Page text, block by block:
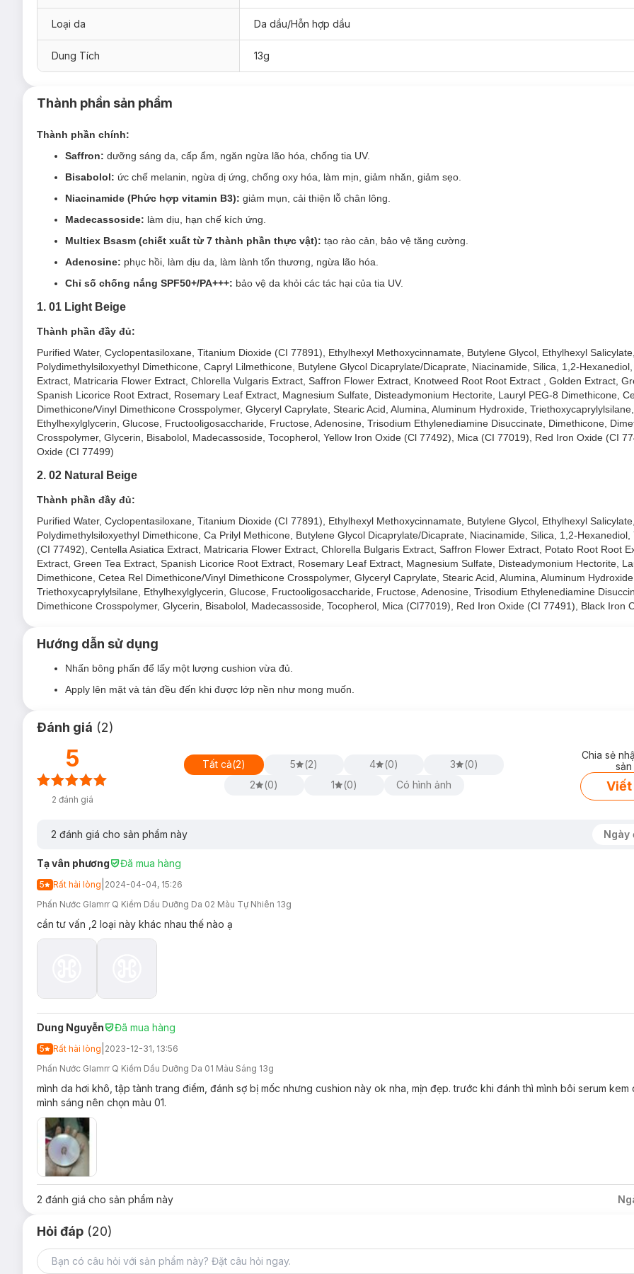
02 Natural Beige - Màu tự nhiên:
Phù hợp tông da trung bình đến ngăm hoặc thích kiểu trang điểm tự nhiên.
Loại da phù hợp:
Giải pháp cho tình trạng da:
Kết hợp trang điểm và dưỡng da, che phủ 80% khuyết điểm như thâm mụn, ửng đỏ,...
Tạo nền mỏng nhẹ, bám chắc và bền màu nhờ hạt phấn siêu vi.
Thành phần hỗ trợ dưỡng sáng và chống nắng nâng cao:
Bisabolol
ức chế melanin, ngừa dị ứng, chống oxy hóa, làm mịn, giảm nhăn, giảm sẹo.
Niacinamide (Phức hợp vitamin B3)
Multiex Bsasm
An tâm hơn nhờ thành phần không cồn, không hương liệu.
Bông phấn hình giọt nước, chất liệu xốp mịn. Dễ thao tác tán phấn ở những vùng như khoé mắt, khoé mũi, kháng khuẩn đến
Thiết kế bao bì với màu chủ đạo là hồng đất kết hợp vàng ánh kim tạo nên cảm giác sang trọng xen lẫn sự ngọt ngào nữ tính.
Độ an toàn:
Hoàn thành kiểm nghiệm da liễu (Dermatologist Tested) không gây kích ứng, an toàn cho làn da.
Bảo quản:
Đậy nắp kín sau khi sử dụng.
Thông số sản phẩm:
Loại da Da dầu/Hỗn hợp dầu
Dung Tích 13g
Thành phần sản phẩm
Thành phần chính:
Saffron: dưỡng sáng da, cấp ẩm, ngăn ngừa lão hóa, chống tia UV.
Bisabolol: ức chế melanin, ngừa dị ứng, chống oxy hóa, làm mịn, giảm nhăn, giảm sẹo.
Niacinamide (Phức hợp vitamin B3): giảm mụn, cải thiện lỗ chân lông.
Madecassoside: làm dịu, hạn chế kích ứng.
Multiex Bsasm (chiết xuất từ 7 thành phần thực vật): tạo rào cản, bảo vệ tăng cường.
Adenosine: phục hồi, làm dịu da, làm lành tổn thương, ngừa lão hóa.
Chỉ số chống nắng SPF50+/PA+++: bảo vệ da khỏi các tác hại của tia UV.
1. 01 Light Beige
Thành phần đầy đủ:
Purified Water, Cyclopentasiloxane, Titanium Dioxide (CI 77891), Ethylhexyl Methoxycinnamate, Butylene Glycol, Ethylhexyl
Polydimethylsiloxyethyl Dimethicone, Capryl Lilmethicone, Butylene Glycol Dicaprylate/Dicaprate, Niacinamide, Silica, 1,2-
Extract, Matricaria Flower Extract, Chlorella Vulgaris Extract, Saffron Flower Extract, Knotweed Root Root Extract , Golden Extract,
Spanish Licorice Root Extract, Rosemary Leaf Extract, Magnesium Sulfate, Disteadymonium Hectorite, Lauryl PEG-8 Dimethicone,
Dimethicone/Vinyl Dimethicone Crosspolymer, Glyceryl Caprylate, Stearic Acid, Alumina, Aluminum Hydroxide, Triethoxycaprylylsilane,
Ethylhexylglycerin, Glucose, Fructooligosaccharide, Fructose, Adenosine, Trisodium Ethylenediamine Disuccinate, Dimethicone,
Crosspolymer, Glycerin, Bisabolol, Madecassoside, Tocopherol, Yellow Iron Oxide (Cl 77492), Mica (CI 77019), Red Iron Oxide (CI
Oxide (CI 77499)
2. 02 Natural Beige
Thành phần đầy đủ:
Purified Water, Cyclopentasiloxane, Titanium Dioxide (CI 77891), Ethylhexyl Methoxycinnamate, Butylene Glycol, Ethylhexyl
Polydimethylsiloxyethyl Dimethicone, Ca Prilyl Methicone, Butylene Glycol Dicaprylate/Dicaprate, Niacinamide, Silica, 1,2-Hexanediol,
(CI 77492), Centella Asiatica Extract, Matricaria Flower Extract, Chlorella Bulgaris Extract, Saffron Flower Extract, Potato Root Root
Extract, Green Tea Extract, Spanish Licorice Root Extract, Rosemary Leaf Extract, Magnesium Sulfate, Disteadymonium Hectorite,
Dimethicone, Cetea Rel Dimethicone/Vinyl Dimethicone Crosspolymer, Glyceryl Caprylate, Stearic Acid, Alumina, Aluminum Hydroxide,
Triethoxycaprylylsilane, Ethylhexylglycerin, Glucose, Fructooligosaccharide, Fructose, Adenosine, Trisodium Ethylenediamine
Dimethicone Crosspolymer, Glycerin, Bisabolol, Madecassoside, Tocopherol, Mica (Cl77019), Red Iron Oxide (CI 77491), Black Iron
Hướng dẫn sử dụng
Nhấn bông phấn để lấy một lượng cushion vừa đủ.
Apply lên mặt và tán đều đến khi được lớp nền như mong muốn.
Đánh giá (2)
5
2 đánh giá
Tất cả(2) 5 (2) 4 (0) 3 (0)
2
(0) 1 (0) Có hình ảnh
Chia sẻ
Viết
2 đánh giá cho sản phẩm này Ngày
Tạ vân phương Đã mua hàng
5 Rất hài lòng 2024-04-04, 15:26
Phấn Nước Glamrr Q Kiềm Dầu Dưỡng Da 02 Màu Tự Nhiên 13g
cần tư vấn ,2 loại này khác nhau thế nào ạ
Dung Nguyễn Đã mua hàng
5 Rất hài lòng 2023-12-31, 13:56
Phấn Nước Glamrr Q Kiềm Dầu Dưỡng Da 01 Màu Sáng 13g
mình da hơi khô, tập tành trang điểm, đánh sợ bị mốc nhưng cushion này ok nha, mịn đẹp. trước khi đánh thì mình bôi serum kem
mình sáng nên chọn màu 01.
2 đánh giá cho sản phẩm này
Hỏi đáp (20)